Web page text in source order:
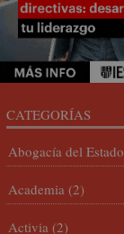
CATEGORÍAS
Abogacía del Estado
Academia (2)
Activia (2)